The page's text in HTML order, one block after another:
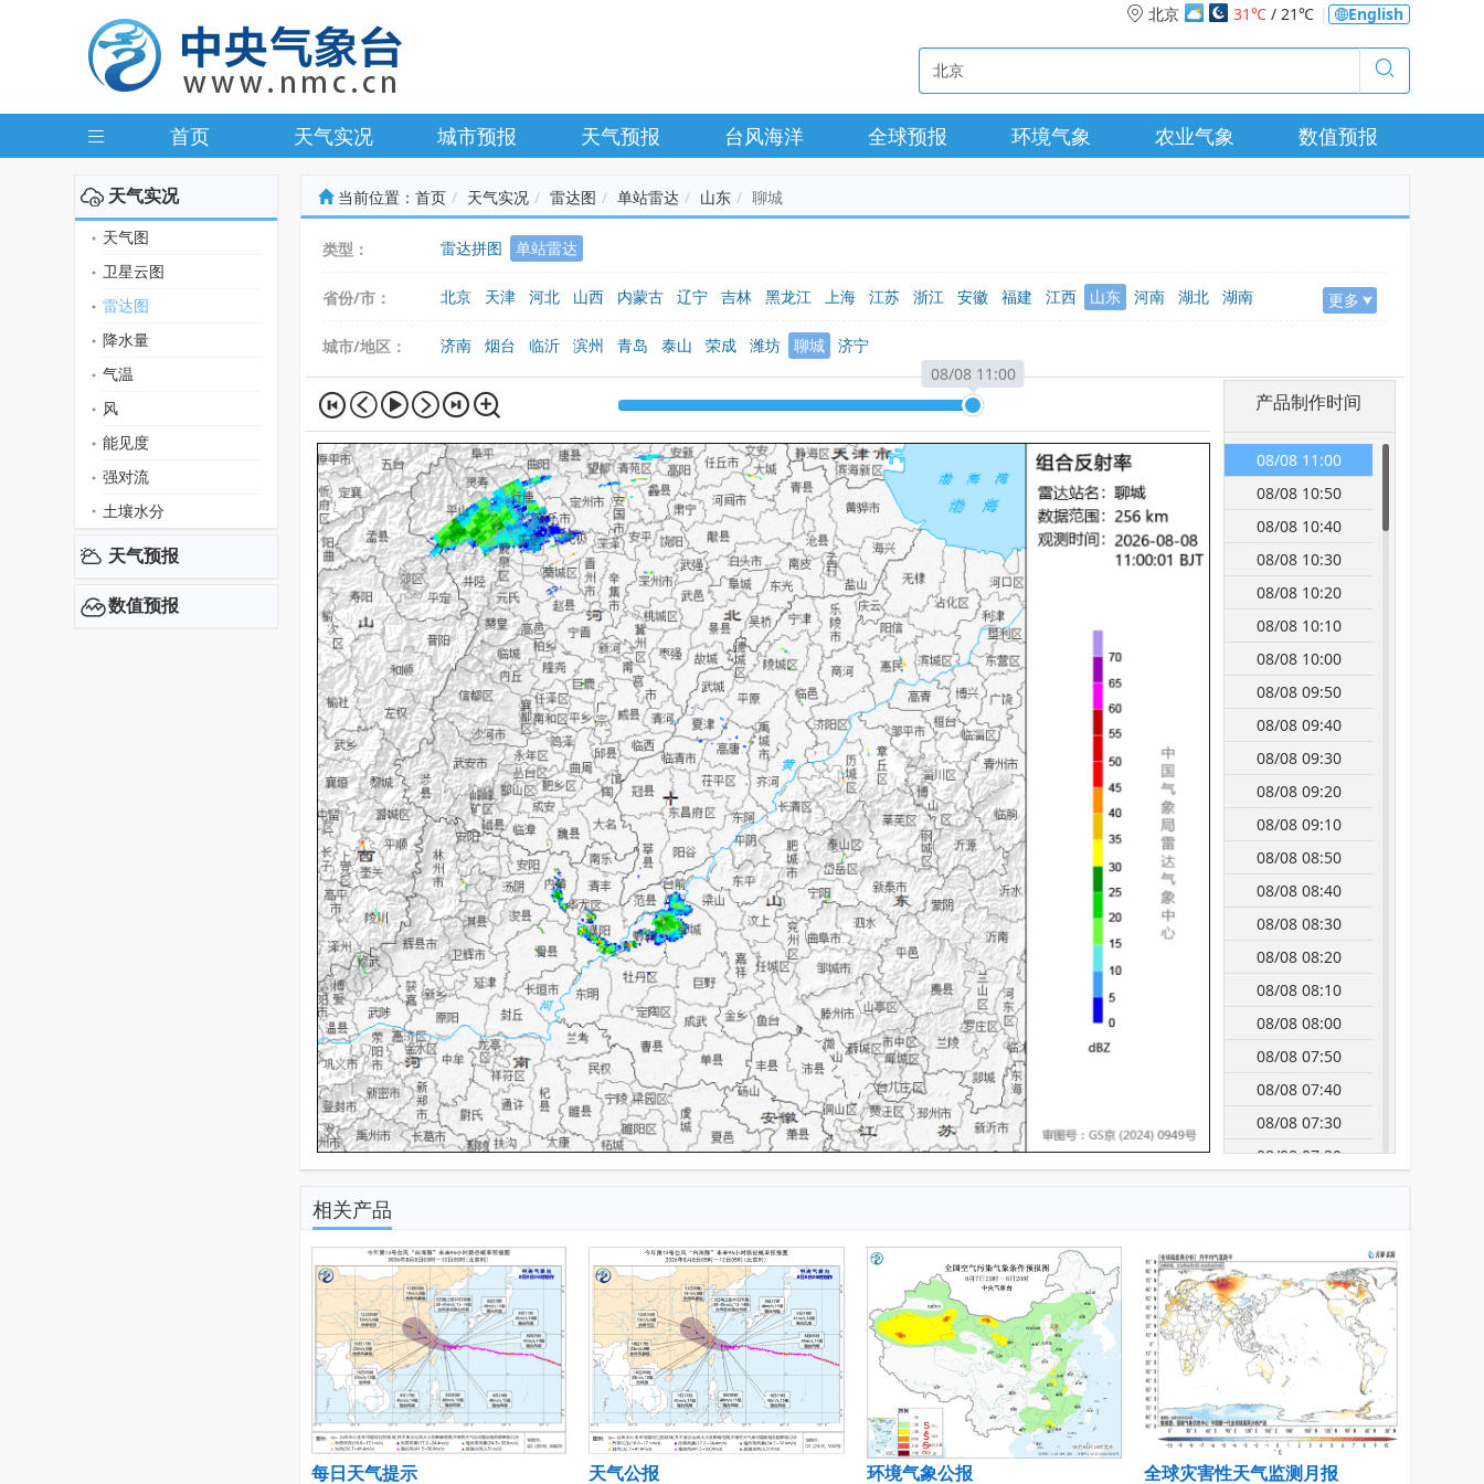
北京 31℃ / 21℃ English
首页 天气实况 城市预报 天气预报 台风海洋 全球预报 环境气象 农业气象 数值预报
天气实况
天气图
卫星云图
雷达图
降水量
气温
风
能见度
强对流
土壤水分
天气预报
数值预报
当前位置： 首页 天气实况 雷达图 单站雷达 山东 聊城
类型： 雷达拼图 单站雷达
省份/市： 北京 天津 河北 山西 内蒙古 辽宁 吉林 黑龙江 上海 江苏 浙江 安徽 福建 江西 山东 河南 湖北
湖南
更多
城市/地区： 济南 烟台 临沂 滨州 青岛 泰山 荣成 潍坊 聊城
济宁
08/08 11:00
产品制作时间
08/08 11:00
08/08 10:50
08/08 10:40
08/08 10:30
08/08 10:20
08/08 10:10
08/08 10:00
08/08 09:50
08/08 09:40
08/08 09:30
08/08 09:20
08/08 09:10
08/08 08:50
08/08 08:40
08/08 08:30
08/08 08:20
08/08 08:10
08/08 08:00
08/08 07:50
08/08 07:40
08/08 07:30
08/08 07:20
08/08 06:40
08/08 06:30
08/08 06:20
08/08 06:10
08/08 06:00
08/08 05:50
相关产品
每日天气提示 天气公报 环境气象公报 全球灾害性天气监测月报